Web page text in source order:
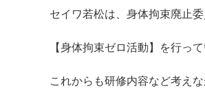
セイワ若松は、身体拘束廃止
【身体拘束ゼロ活動】を行っ
これからも研修内容など考え